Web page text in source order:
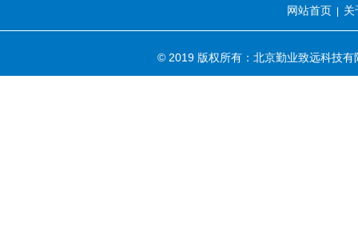
网站首页 关
© 2019 版权所有：北京勤业致远科技